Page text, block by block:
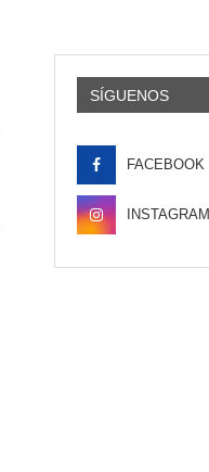
SÍGUENOS
FACEBOOK
INSTAGRAM